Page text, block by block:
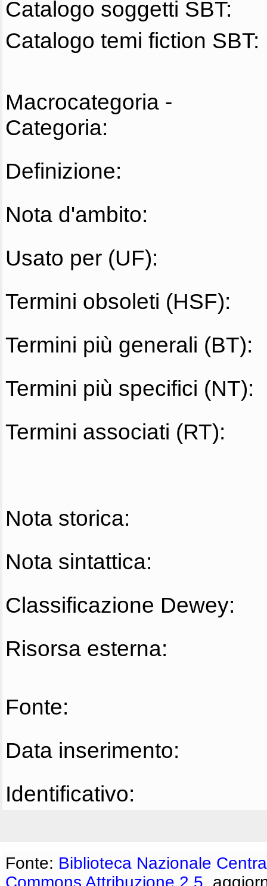
Catalogo soggetti SBT:
Catalogo temi fiction SBT:
Macrocategoria -
Categoria:
Definizione:
Nota d'ambito:
Usato per (UF):
Termini obsoleti (HSF):
Termini più generali (BT):
Termini più specifici (NT):
Termini associati (RT):
Nota storica:
Nota sintattica:
Classificazione Dewey:
Risorsa esterna:
Fonte:
Data inserimento:
Identificativo:
Fonte: Biblioteca Nazionale
Commons Attribuzione 2.5 ,